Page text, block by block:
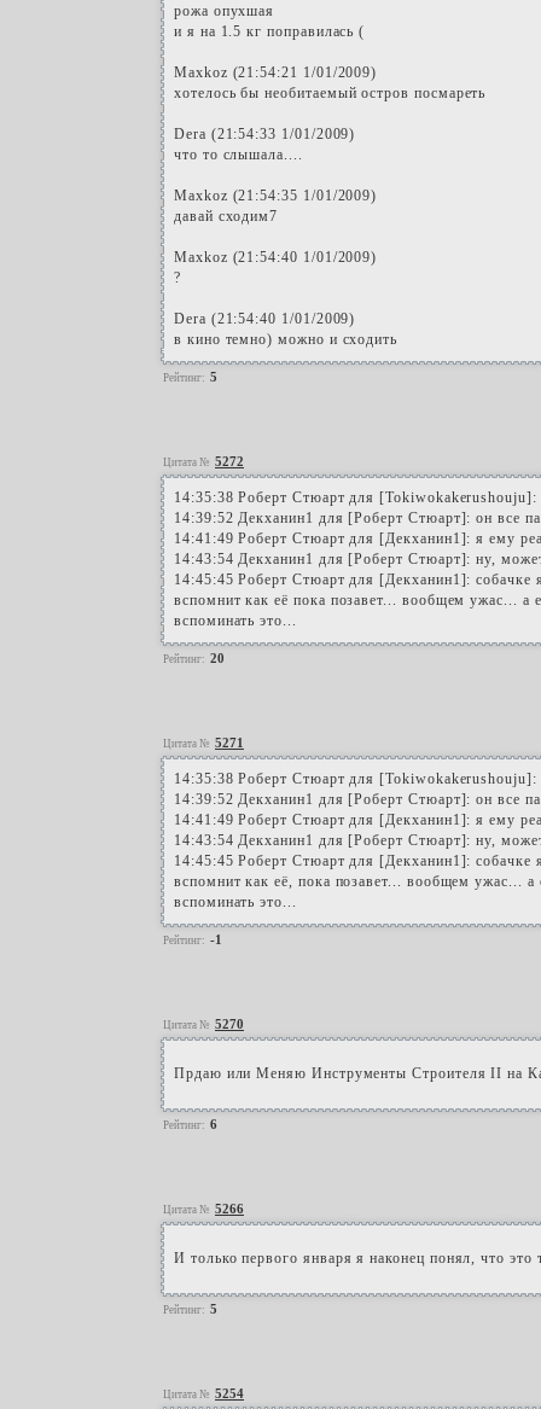
рожа опухшая
и я на 1.5 кг поправилась (
Maxkoz (21:54:21 1/01/2009)
хотелось бы необитаемый остров посмареть
Dera (21:54:33 1/01/2009)
что то слышала....
Maxkoz (21:54:35 1/01/2009)
давай сходим7
Maxkoz (21:54:40 1/01/2009)
?
Dera (21:54:40 1/01/2009)
в кино темно) можно и сходить
Рейтинг: 5
Цитата № 5272
14:35:38 Роберт Стюарт для
14:39:52 Декханин1 для [Роберт Стюарт]: он все
14:41:49 Роберт Стюарт для [Декханин1]: я ему
14:43:54 Декханин1 для [Роберт Стюарт]: ну,
14:45:45 Роберт Стюарт для [Декханин1]: собачке
вспомнит как её пока позавет... вообщем ужас... а
вспоминать это...
Рейтинг: 20
Цитата № 5271
14:35:38 Роберт Стюарт для
14:39:52 Декханин1 для [Роберт Стюарт]: он все
14:41:49 Роберт Стюарт для [Декханин1]: я ему
14:43:54 Декханин1 для [Роберт Стюарт]: ну,
14:45:45 Роберт Стюарт для [Декханин1]: собачке
вспомнит как её, пока позавет... вообщем ужас...
вспоминать это...
Рейтинг: -1
Цитата № 5270
Прдаю или Меняю Инструменты Строителя II на
Рейтинг: 6
Цитата № 5266
И только первого января я наконец понял, что
Рейтинг: 5
Цитата № 5254